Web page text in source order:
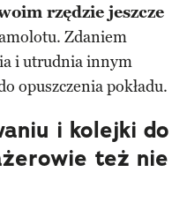
rzędzie jeszcze
Zdaniem
i utrudnia innym
opuszczenia pokładu.
i kolejki do
też nie